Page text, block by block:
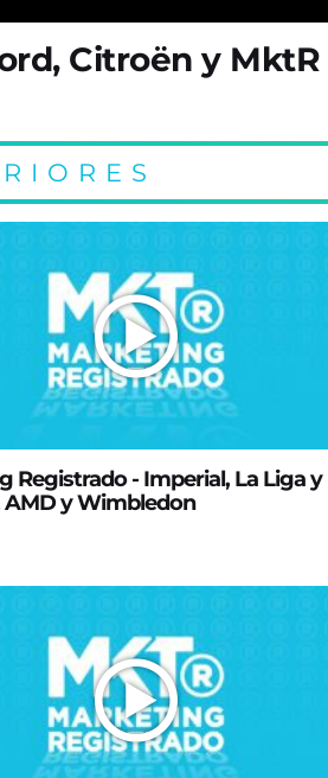
Citroën y MktR
Registrado - Imperial, La Liga y
AMD y Wimbledon